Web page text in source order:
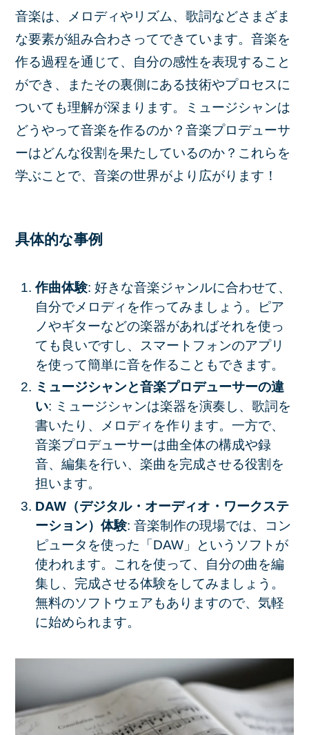
音楽は、メロディやリズム、歌詞などさまざま
な要素が組み合わさってできています。音楽を
作る過程を通じて、自分の感性を表現すること
ができ、またその裏側にある技術やプロセスに
ついても理解が深まります。ミュージシャンは
どうやって音楽を作るのか？音楽プロデューサ
ーはどんな役割を果たしているのか？これらを
学ぶことで、音楽の世界がより広がります！
具体的な事例
作曲体験: 好きな音楽ジャンルに合わせて、
自分でメロディを作ってみましょう。ピア
ノやギターなどの楽器があればそれを使っ
ても良いですし、スマートフォンのアプリ
を使って簡単に音を作ることもできます。
ミュージシャンと音楽プロデューサーの違
い: ミュージシャンは楽器を演奏し、歌詞を
書いたり、メロディを作ります。一方で、
音楽プロデューサーは曲全体の構成や録
音、編集を行い、楽曲を完成させる役割を
担います。
DAW（デジタル・オーディオ・ワークステ
ーション）体験: 音楽制作の現場では、コン
ピュータを使った「DAW」というソフトが
使われます。これを使って、自分の曲を編
集し、完成させる体験をしてみましょう。
無料のソフトウェアもありますので、気軽
に始められます。